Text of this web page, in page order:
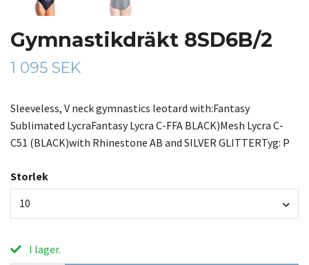
Gymnastikdräkt 8SD6B/2
1 095 SEK
Sleeveless, V neck gymnastics leotard with:Fantasy
Sublimated LycraFantasy Lycra C-FFA BLACK)Mesh Lycra C-
C51 (BLACK)with Rhinestone AB and SILVER GLITTERTyg: P
Storlek
10
I lager.